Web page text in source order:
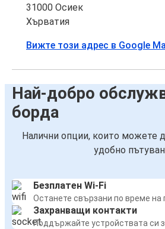
31000 Осиек
Хърватия
Вижте този адрес в Google
Най-добро
борда
Налични опции, които можете
удобно
Безплатен Wi-Fi
Останете свързани по време на
Захранващи контакти
Поддържайте устройствата си